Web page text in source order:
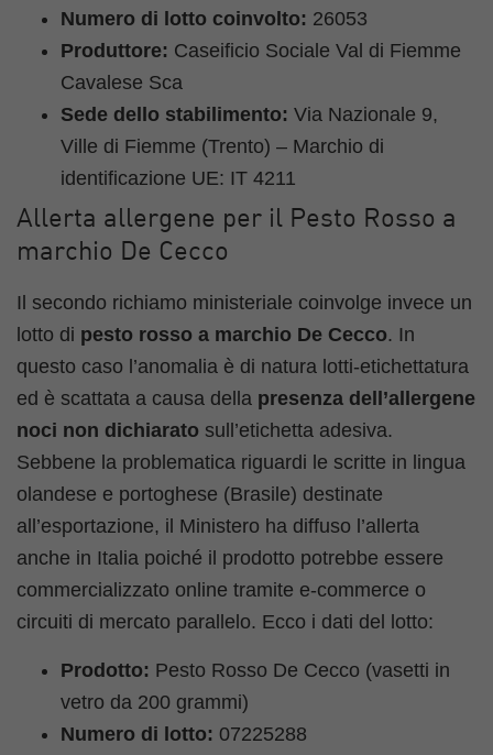
Numero di lotto coinvolto: 26053
Produttore: Caseificio Sociale Val di Fiemme
Cavalese Sca
Sede dello stabilimento: Via Nazionale 9,
Ville di Fiemme (Trento) – Marchio di
identificazione UE: IT 4211
Allerta allergene per il Pesto Rosso a
marchio De Cecco
Il secondo richiamo ministeriale coinvolge invece un
lotto di pesto rosso a marchio De Cecco. In
questo caso l’anomalia è di natura lotti-etichettatura
ed è scattata a causa della presenza dell’allergene
noci non dichiarato sull’etichetta adesiva.
Sebbene la problematica riguardi le scritte in lingua
olandese e portoghese (Brasile) destinate
all’esportazione, il Ministero ha diffuso l’allerta
anche in Italia poiché il prodotto potrebbe essere
commercializzato online tramite e-commerce o
circuiti di mercato parallelo. Ecco i dati del lotto:
Prodotto: Pesto Rosso De Cecco (vasetti in
vetro da 200 grammi)
Numero di lotto: 07225288